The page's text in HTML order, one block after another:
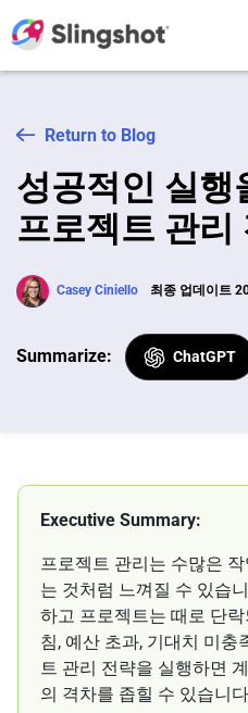
Return to Blog
성공적인 실행
프로젝트 관리
Casey Ciniello 최종 업데이트
Summarize: ChatGPT
Executive Summary:
프로젝트 관리는 수많은
는 것처럼 느껴질 수 있습
하고 프로젝트는 때로 단
침, 예산 초과, 기대치 미충
트 관리 전략을 실행하면
의 격차를 좁힐 수 있습니